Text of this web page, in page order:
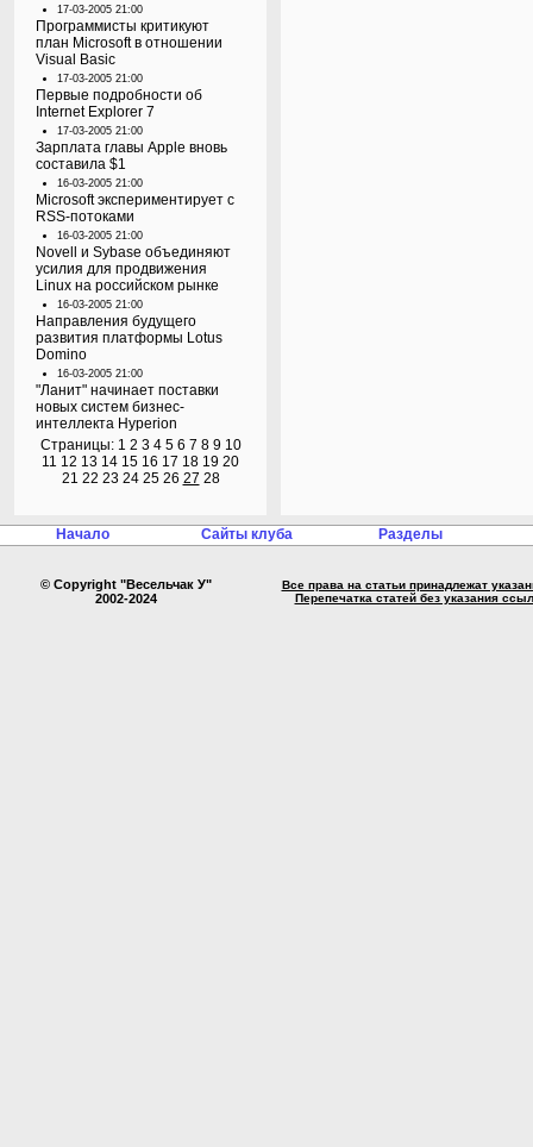
17-03-2005 21:00
Программисты критикуют
план Microsoft в отношении
Visual Basic
17-03-2005 21:00
Первые подробности об
Internet Explorer 7
17-03-2005 21:00
Зарплата главы Apple вновь
составила $1
16-03-2005 21:00
Microsoft экспериментирует с
RSS-потоками
16-03-2005 21:00
Novell и Sybase объединяют
усилия для продвижения
Linux на российском рынке
16-03-2005 21:00
Направления будущего
развития платформы Lotus
Domino
16-03-2005 21:00
"Ланит" начинает поставки
новых систем бизнес-
интеллекта Hyperion
Страницы: 1 2 3 4 5 6 7 8 9 10
11 12 13 14 15 16 17 18 19 20
21 22 23 24 25 26 27 28
Начало Сайты клуба Разделы
© Copyright "Весельчак У"
2002-2024
Все права на статьи принадлежат
Перепечатка статей без указания